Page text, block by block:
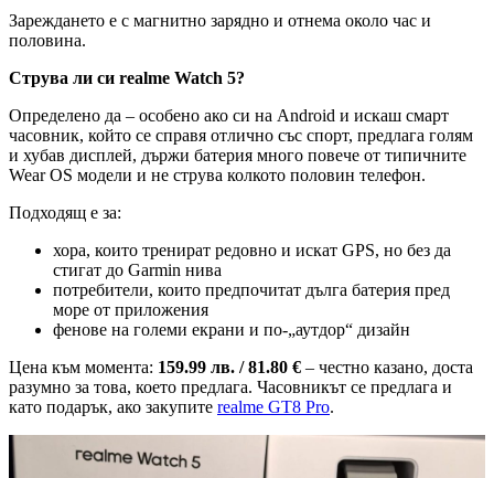
Зареждането е с магнитно зарядно и отнема около час и
половина.
Струва ли си realme Watch 5?
Определено да – особено ако си на Android и искаш смарт
часовник, който се справя отлично със спорт, предлага голям
и хубав дисплей, държи батерия много повече от типичните
Wear OS модели и не струва колкото половин телефон.
Подходящ е за:
хора, които тренират редовно и искат GPS, но без да
стигат до Garmin нива
потребители, които предпочитат дълга батерия пред
море от приложения
фенове на големи екрани и по-„аутдор“ дизайн
Цена към момента: 159.99 лв. / 81.80 € – честно казано, доста
разумно за това, което предлага. Часовникът се предлага и
като подарък, ако закупите realme GT8 Pro.